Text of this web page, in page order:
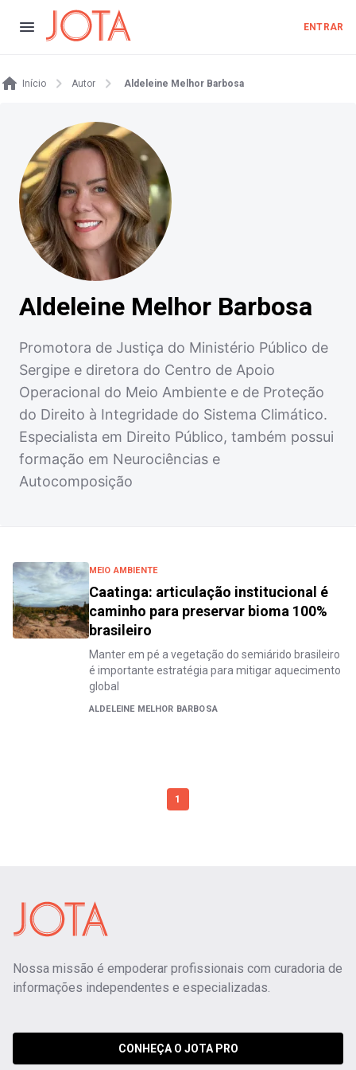
ENTRAR
Início Autor Aldeleine Melhor Barbosa
Aldeleine Melhor Barbosa
Promotora de Justiça do Ministério Público de
Sergipe e diretora do Centro de Apoio
Operacional do Meio Ambiente e de Proteção
do Direito à Integridade do Sistema Climático.
Especialista em Direito Público, também possui
formação em Neurociências e
Autocomposição
MEIO AMBIENTE
Caatinga: articulação institucional é
caminho para preservar bioma 100%
brasileiro
Manter em pé a vegetação do semiárido brasileiro
é importante estratégia para mitigar aquecimento
global
ALDELEINE MELHOR BARBOSA
1
Nossa missão é empoderar profissionais com curadoria de
informações independentes e especializadas.
CONHEÇA O JOTA PRO